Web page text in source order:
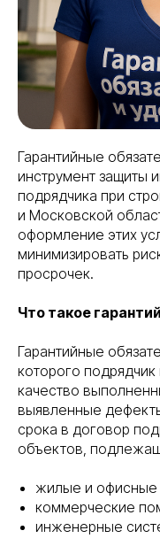
Гарантийные
инструмент защиты
подрядчика при
и Московской
оформление этих
минимизировать
просрочек.
Что такое
Гарантийные
которого подрядчик
качество
выявленные
срока в договор
объектов,
жилые и офисные
коммерческие
инженерные